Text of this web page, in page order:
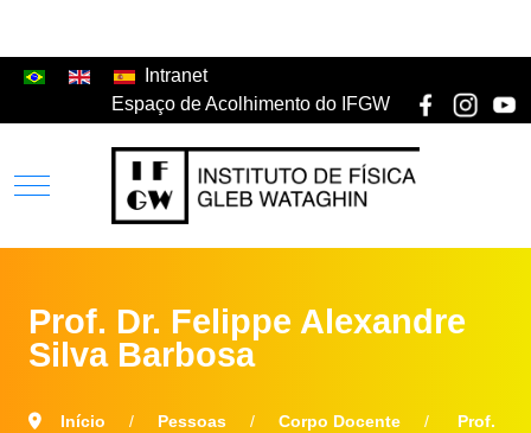
Intranet
Espaço de Acolhimento do IFGW
Prof. Dr. Felippe Alexandre
Silva Barbosa
Início Pessoas Corpo Docente
Prof.